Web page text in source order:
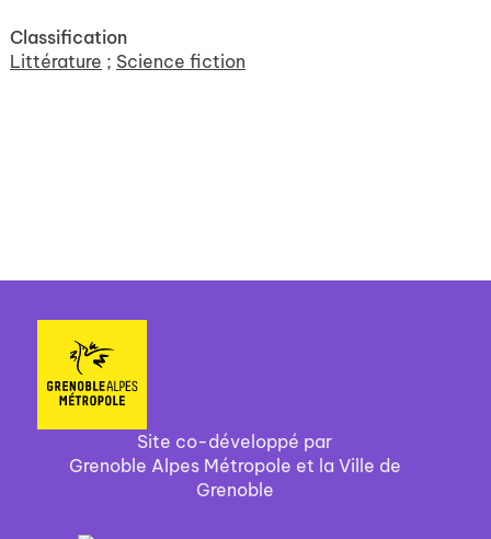
Classification
Littérature ; Science fiction
Site co-développé par
Grenoble Alpes Métropole et la Ville de
Grenoble